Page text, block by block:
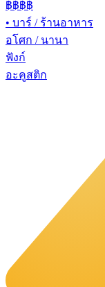
฿฿฿฿
• บาร์ / ร้านอาหาร
อโศก / นานา
ฟังก์
อะคูสติก